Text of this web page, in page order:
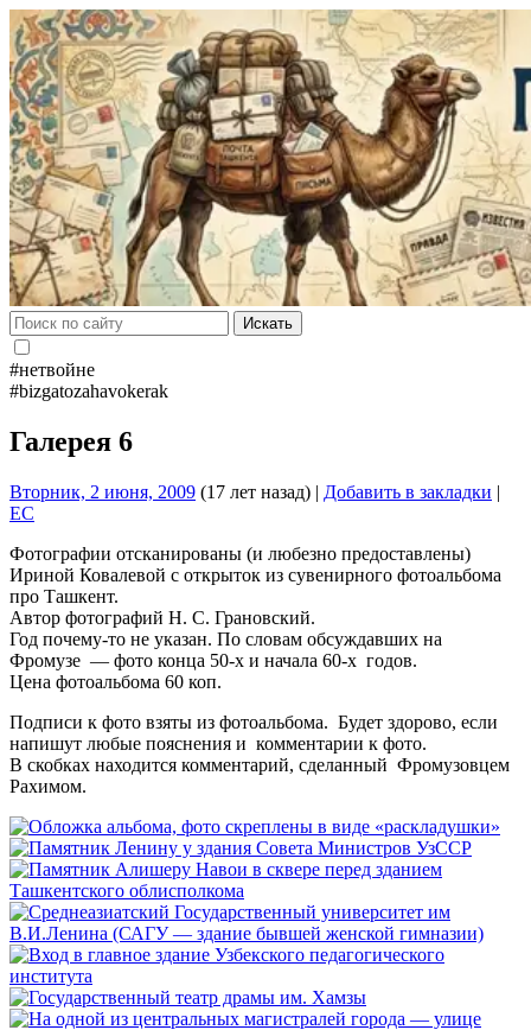
Искать
#нетвойне
#bizgatozahavokerak
Галерея 6
Вторник, 2 июня, 2009 (17 лет назад) | Добавить в закладки |
EC
Фотографии отсканированы (и любезно предоставлены)
Ириной Ковалевой с открыток из сувенирного фотоальбома
про Ташкент.
Автор фотографий Н. С. Грановский.
Год почему-то не указан. По словам обсуждавших на
Фромузе — фото конца 50-х и начала 60-х годов.
Цена фотоальбома 60 коп.
Подписи к фото взяты из фотоальбома. Будет здорово, если
напишут любые пояснения и комментарии к фото.
В скобках находится комментарий, сделанный Фромузовцем
Рахимом.